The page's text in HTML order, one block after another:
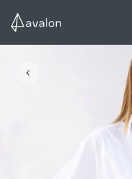
ЧИТАТИ ІСТОРІЮ